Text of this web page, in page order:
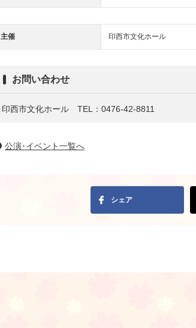
主催 印西市文化ホール
お問い合わせ
印西市文化ホール TEL：0476-42-8811
公演･イベント一覧へ
シェア